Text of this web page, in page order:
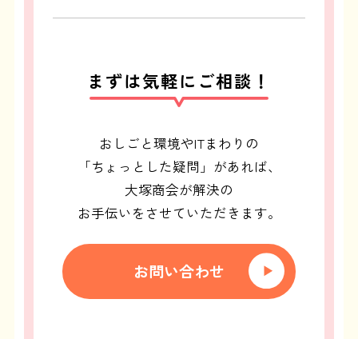
まずは気軽にご相談！
おしごと環境やITまわりの
「ちょっとした疑問」があれば、
大塚商会が解決の
お手伝いをさせていただきます。
お問い合わせ